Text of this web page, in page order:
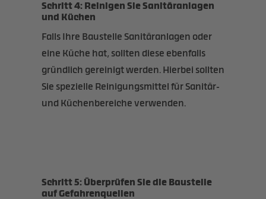
Schritt 4: Reinigen Sie Sanitäranlagen
und Küchen
Falls Ihre Baustelle Sanitäranlagen oder
eine Küche hat, sollten diese ebenfalls
gründlich gereinigt werden. Hierbei sollten
Sie spezielle Reinigungsmittel für Sanitär-
und Küchenbereiche verwenden.
Schritt 5: Überprüfen Sie die Baustelle
auf Gefahrenquellen